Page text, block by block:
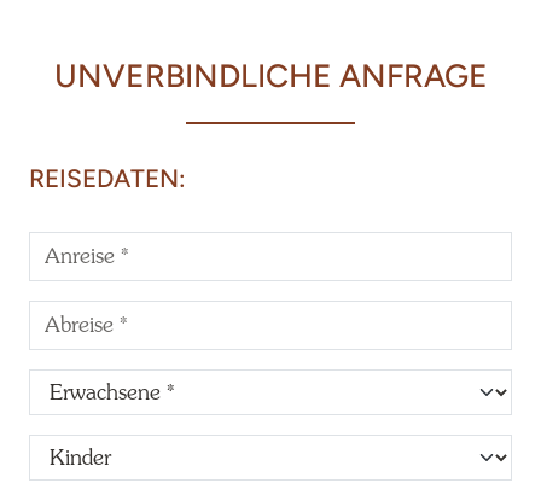
UNVERBINDLICHE ANFRAGE
REISEDATEN: